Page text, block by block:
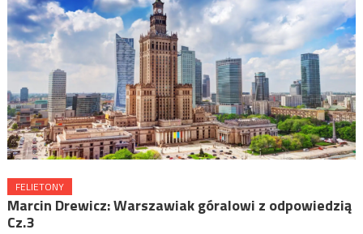
FELIETONY
Marcin Drewicz: Warszawiak góralowi z odpowiedzią
Cz.3